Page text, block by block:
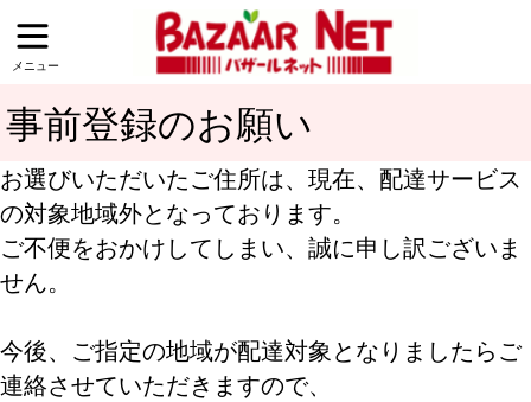
メニュー
事前登録のお願い
お選びいただいたご住所は、現在、配達サービス
の対象地域外となっております。
ご不便をおかけしてしまい、誠に申し訳ございま
せん。
今後、ご指定の地域が配達対象となりましたらご
連絡させていただきますので、